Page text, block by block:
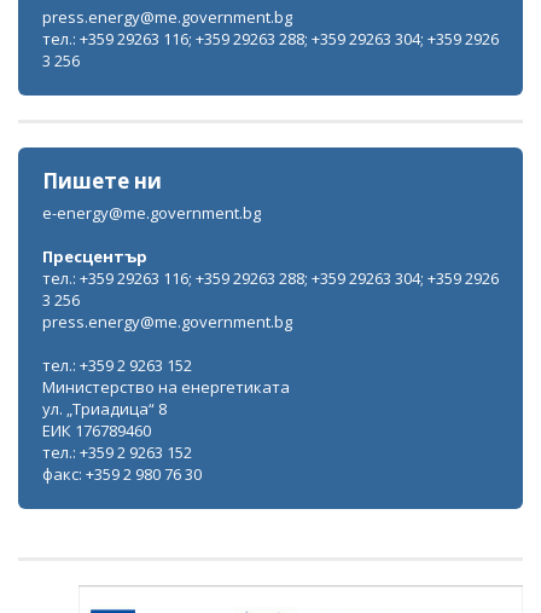
press.energy@me.government.bg
тел.: +359 29263 116; +359 29263 288; +359 29263 304; +359 2926
3 256
Пишете ни
e-energy@me.government.bg
Пресцентър
тел.: +359 29263 116; +359 29263 288; +359 29263 304; +359 2926
3 256
press.energy@me.government.bg
тел.: +359 2 9263 152
Министерство на енергетиката
ул. „Триадица“ 8
ЕИК 176789460
тел.: +359 2 9263 152
факс: +359 2 980 76 30